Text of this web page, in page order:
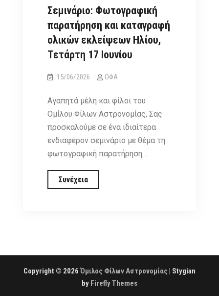
Σεμινάριο: Φωτογραφική
παρατήρηση και καταγραφή
ολικών εκλείψεων Ηλίου,
Τετάρτη 17 Ιουνίου
15/06/2026 ΟΦΑ
Αγαπητά μέλη και φίλοι του
Ομίλου Φίλων Αστρονομίας, Σας
προσκαλούμε σε ένα ιδιαίτερα
ενδιαφέρον σεμινάριο με θέμα τη
φωτογραφική παρατήρηση…
ΣυνέχειαΣεμινάριο:
Ηλίου,
Τετάρτη
Copyright © 2026Όμιλος Φίλων Αστρονομίας | Stygian
by Firefly Themes